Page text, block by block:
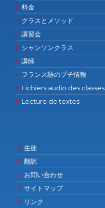
料金
クラスとメソッド
講習会
シャンソンクラス
講師
フランス語のプチ情報
Fichiers audio des classes
Lecture de textes
生徒
翻訳
お問い合わせ
サイトマップ
リンク